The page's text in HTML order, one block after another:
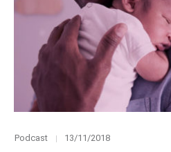
Category
Podcast
Posted
13/11/2018